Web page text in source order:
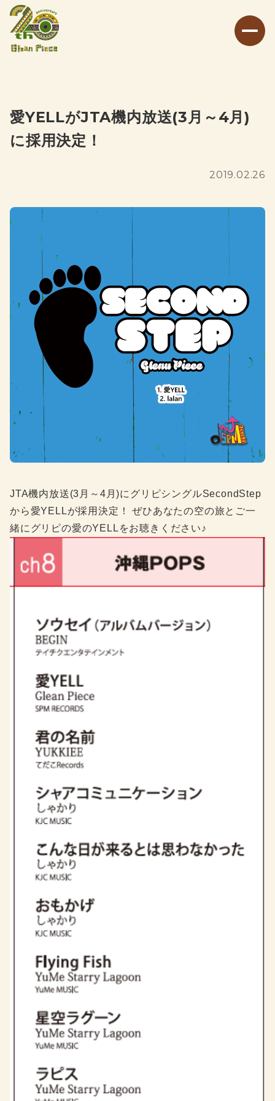
愛YELLがJTA機内放送(3月～4月)
に採用決定！
2019.02.26
JTA機内放送(3月～4月)にグリピシングルSecondStep
から愛YELLが採用決定！ ぜひあなたの空の旅とご一
緒にグリピの愛のYELLをお聴きください♪